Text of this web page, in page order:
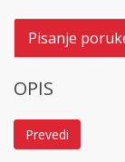
Pisanje
OPIS
Prevedi